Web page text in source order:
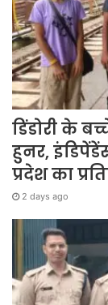
डिंडोरी के
हुनर,
प्रदेश का
2 days ago